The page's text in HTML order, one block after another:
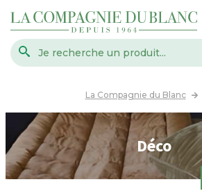
La Compagnie du Blanc
Déco